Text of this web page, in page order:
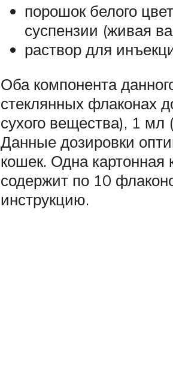
порошок белого
суспензии (живая
раствор для
Оба компонента
стеклянных флаконах
сухого вещества), 1 мл
Данные дозировки
кошек. Одна картонная
содержит по 10
инструкцию.